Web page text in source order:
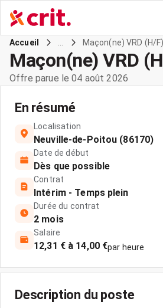
Accueil Maçon(ne) VRD (H/F)
Maçon(ne) VRD
Offre parue le 04 août 2026
En résumé
Localisation
Neuville-de-Poitou (86170)
Date de début
Dès que possible
Contrat
Intérim - Temps plein
Durée du contrat
2 mois
Salaire
12,31 € à 14,00 €par heure
Description du poste